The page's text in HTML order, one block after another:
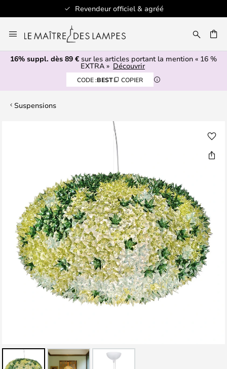
Revendeur officiel & agréé
au
contenu
16% suppl. dès 89 € sur les articles portant la mention « 16 %
EXTRA » Découvrir
CODE :BEST COPIER
Suspensions
gallery